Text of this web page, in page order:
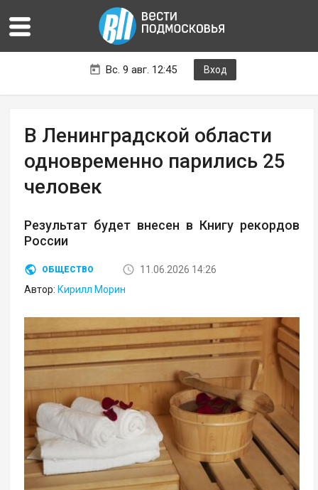
Вс. 9 авг. 12:45 Вход
В Ленинградской области
одновременно парились 25
человек
Результат будет внесен в Книгу рекордов
России
ОБЩЕСТВО
11.06.2026 14:26
Автор: Кирилл Морин